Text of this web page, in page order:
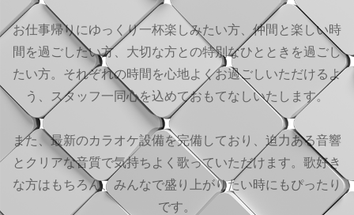
お仕事帰りにゆっくり一杯楽しみたい方、仲間と楽しい時
間を過ごしたい方、大切な方との特別なひとときを過ごし
たい方。それぞれの時間を心地よくお過ごしいただけるよ
う、スタッフ一同心を込めておもてなしいたします。
また、最新のカラオケ設備を完備しており、迫力ある音響
とクリアな音質で気持ちよく歌っていただけます。歌好き
な方はもちろん、みんなで盛り上がりたい時にもぴったり
です。